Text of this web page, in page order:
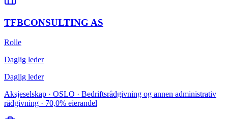
TFBCONSULTING AS
Rolle
Daglig leder
Daglig leder
Aksjeselskap · OSLO · Bedriftsrådgivning og annen administrativ
rådgivning · 70,0% eierandel